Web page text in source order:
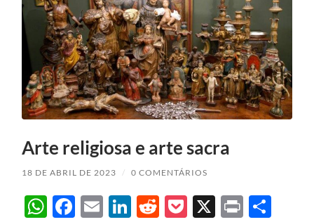
Arte religiosa e arte sacra
18 DE ABRIL DE 2023 / 0 COMENTÁRIOS
WhatsApp
Facebook
EmailLinkedIn
Reddit
Pocket
X Print